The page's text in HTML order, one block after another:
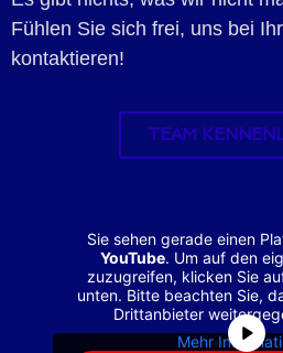
Fühlen Sie sich frei, uns bei
kontaktieren!
TEAM
Sie sehen gerade einen
YouTube. Um auf den
zuzugreifen, klicken Sie
unten. Bitte beachten Sie,
Drittanbieter
Mehr